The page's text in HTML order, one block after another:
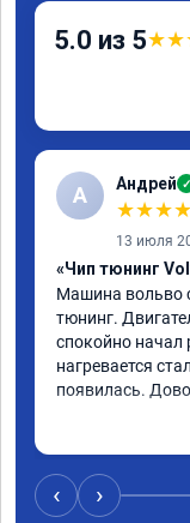
5.0 из 5★★
А Андрей ✓
★★★★
13 июля
«Чип тюнинг
Машина вольво
тюнинг.
спокойно начал
нагревается
появилась.
‹ ›